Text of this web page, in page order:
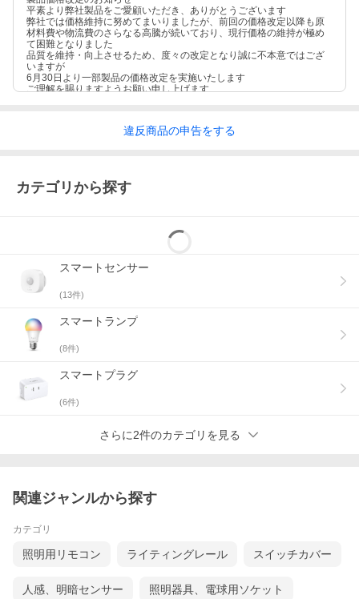
平素より弊社製品をご愛顧いただき、ありがとうございます
弊社では価格維持に努めてまいりましたが、前回の価格改定以降も原
材料費や物流費のさらなる高騰が続いており、現行価格の維持が極め
て困難となりました
品質を維持・向上させるため、度々の改定となり誠に不本意ではござ
いますが
6月30日より一部製品の価格改定を実施いたします
ご理解を賜りますようお願い申し上げます
違反商品の申告をする
カテゴリから探す
スマートセンサー
(13件)
スマートランプ
(8件)
スマートプラグ
(6件)
さらに2件のカテゴリを見る
関連ジャンルから探す
カテゴリ
照明用リモコン ライティングレール スイッチカバー
人感、明暗センサー 照明器具、電球用ソケット